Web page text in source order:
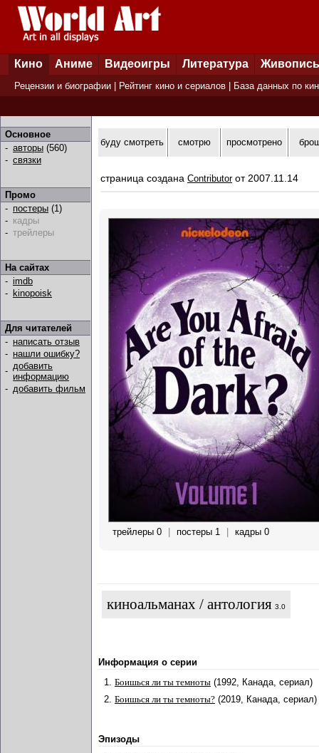
Кино Аниме Видеоигры Литература Живопись
Рецензии и биографии Рейтинг кино и сериалов База данных по
Основное
- авторы (560)
- связки
Промо
- постеры (1)
- кадры
- трейлеры
На сайтах
- imdb
- kinopoisk
Для читателей
- написать отзыв
- нашли ошибку?
- добавить
информацию
- добавить фильм
буду смотреть смотрю просмотрено
страница создана Contributorот 2007.11.14
трейлеры 0 постеры 1 кадры 0
киноальманах / антология 3.0
Информация о серии
1. Боишься ли ты темноты (1992, Канада, сериал)
2. Боишься ли ты темноты? (2019, Канада, сериал)
Эпизоды